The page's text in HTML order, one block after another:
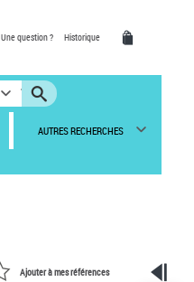
Une question ? Historique
AUTRES RECHERCHES
Ajouter à mes références